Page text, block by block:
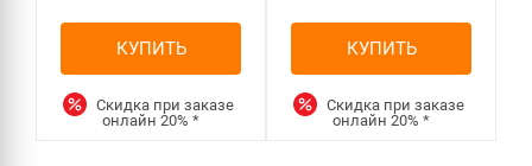
КУПИТЬ
Скидка при заказе
онлайн20%*
КУПИТЬ
Скидка при заказе
онлайн20%*